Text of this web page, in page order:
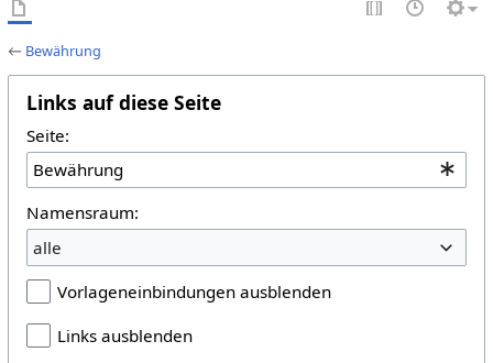
← Bewährung
Links auf diese Seite
Seite:
Namensraum:
alle
Vorlageneinbindungen ausblenden
Links ausblenden